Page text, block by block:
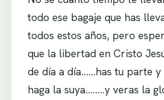
todo ese bagaje que has
todos estos años, pero
que la libertad en Cristo
de día a día……has tu parte y
haga la suya……..y veras la